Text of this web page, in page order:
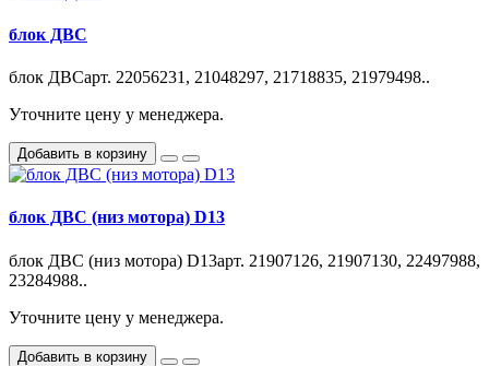
блок ДВС
блок ДВСарт. 22056231, 21048297, 21718835, 21979498..
Уточните цену у менеджера.
Добавить в корзину
блок ДВС (низ мотора) D13
блок ДВС (низ мотора) D13арт. 21907126, 21907130, 22497988,
23284988..
Уточните цену у менеджера.
Добавить в корзину